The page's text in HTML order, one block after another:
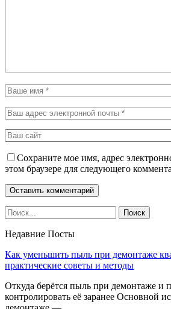
Сохраните мое имя, адрес
этом браузере для следующего
Недавние Посты
Как уменьшить пыль при демонтаже
практические советы и методы
Откуда берётся пыль при демонтаже и
контролировать её заранее Основной